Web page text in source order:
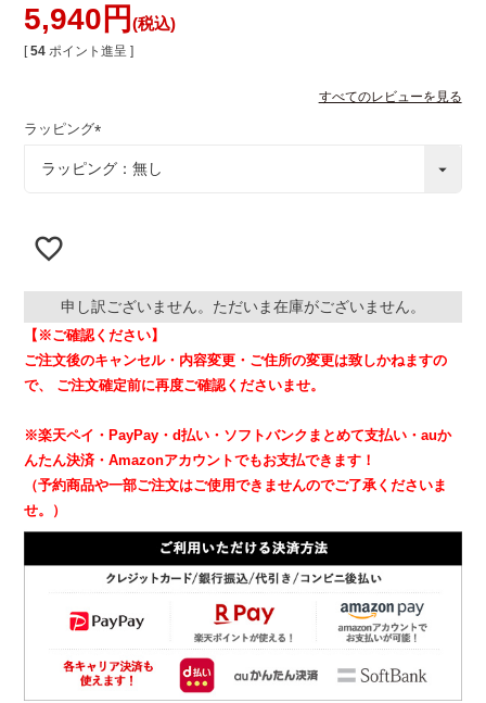
5,940 税込
[ 54 ポイント進呈 ]
すべてのレビューを見る
ラッピング
必
申し訳ございません。ただいま在庫がございません。
【※ご確認ください】
ご注文後のキャンセル・内容変更・ご住所の変更は致しかねますの
で、
ご注文確定前に再度ご確認くださいませ。
※楽天ペイ・PayPay・d払い・ソフトバンクまとめて支払い・auか
んたん決済・Amazonアカウントでもお支払できます！
（予約商品や一部ご注文はご使用できませんのでご了承くださいま
せ。）